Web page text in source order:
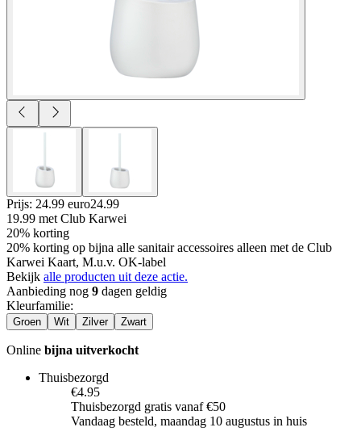
Prijs: 24.99 euro24.99
19.99 met Club Karwei
20% korting
20% korting op bijna alle sanitair accessoires alleen met de Club
Karwei Kaart, M.u.v. OK-label
Bekijk alle producten uit deze actie.
Aanbieding nog 9 dagen geldig
Kleurfamilie:
Groen Wit Zilver Zwart
Online bijna uitverkocht
Thuisbezorgd
€4.95
Thuisbezorgd gratis vanaf €50
Vandaag besteld, maandag 10 augustus in huis